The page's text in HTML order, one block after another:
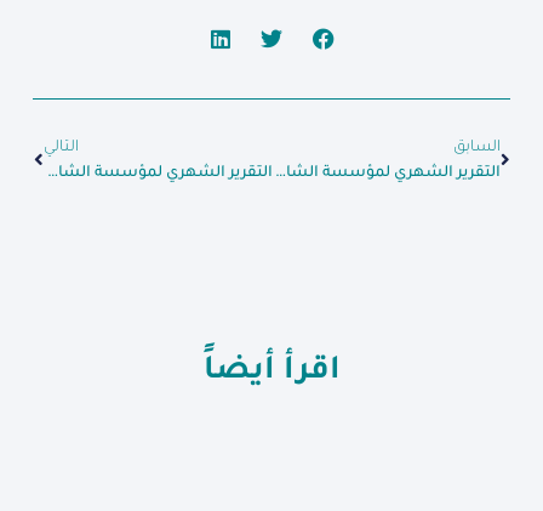
السابق
التقرير الشهري لمؤسسة الشام الإنسانية عن شهر تموز/ يوليو 2015
التالي
التقرير الشهري لمؤسسة الشام الإنسانية عن شهر أيلول/ سبتمبر 2015
اقرأ أيضاً